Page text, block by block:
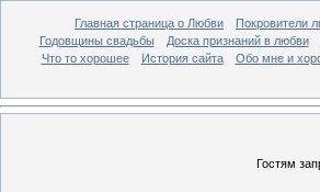
Главная страница о Любви Покровители
Годовщины свадьбы
Доска признаний в любви
Что то хорошее
История сайта Обо мне и
Гостям